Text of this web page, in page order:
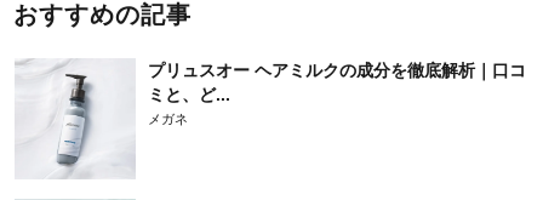
おすすめの記事
プリュスオー ヘアミルクの成分を徹底解析｜口コ
ミと、ど...
メガネ